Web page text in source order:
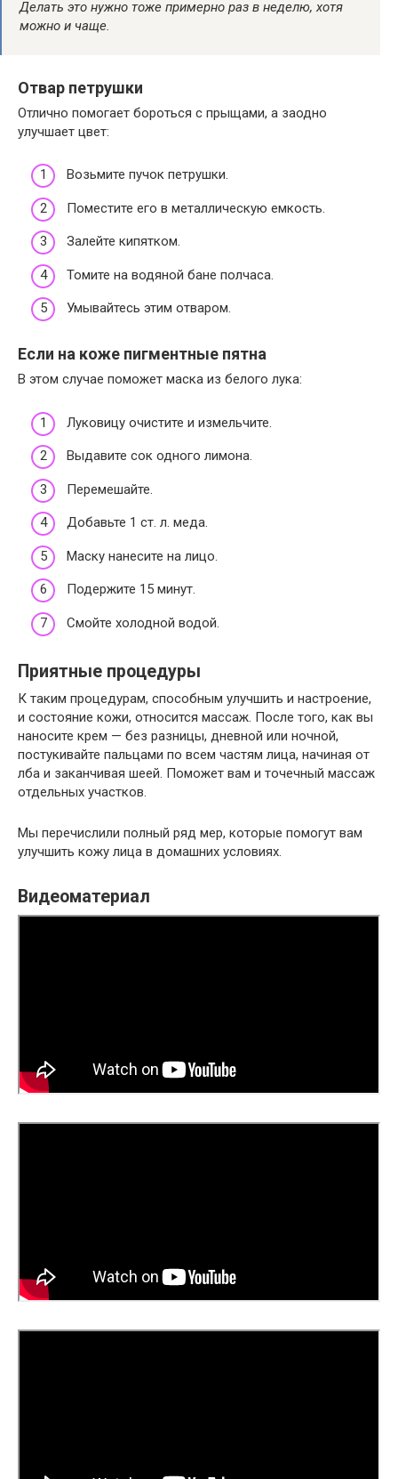
Делать это нужно тоже примерно раз в неделю, хотя
можно и чаще.
Отвар петрушки
Отлично помогает бороться с прыщами, а заодно
улучшает цвет:
Возьмите пучок петрушки.
Поместите его в металлическую емкость.
Залейте кипятком.
Томите на водяной бане полчаса.
Умывайтесь этим отваром.
Если на коже пигментные пятна
В этом случае поможет маска из белого лука:
Луковицу очистите и измельчите.
Выдавите сок одного лимона.
Перемешайте.
Добавьте 1 ст. л. меда.
Маску нанесите на лицо.
Подержите 15 минут.
Смойте холодной водой.
Приятные процедуры
К таким процедурам, способным улучшить и настроение,
и состояние кожи, относится массаж. После того, как вы
наносите крем — без разницы, дневной или ночной,
постукивайте пальцами по всем частям лица, начиная от
лба и заканчивая шеей. Поможет вам и точечный массаж
отдельных участков.
Мы перечислили полный ряд мер, которые помогут вам
улучшить кожу лица в домашних условиях.
Видеоматериал